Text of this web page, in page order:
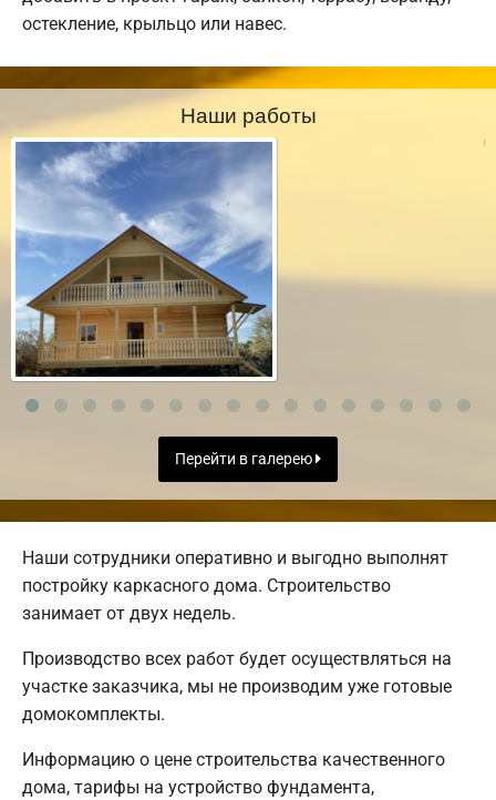
остекление, крыльцо или навес.
Наши работы
Перейти в галерею
Наши сотрудники оперативно и выгодно выполнят
постройку каркасного дома. Строительство
занимает от двух недель.
Производство всех работ будет осуществляться на
участке заказчика, мы не производим уже готовые
домокомплекты.
Информацию о цене строительства качественного
дома, тарифы на устройство фундамента,